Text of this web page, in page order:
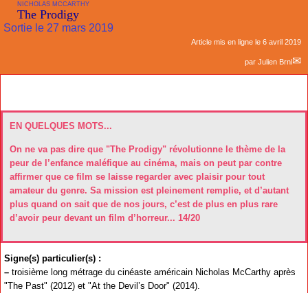
NICHOLAS MCCARTHY
The Prodigy
Sortie le 27 mars 2019
Article mis en ligne le 6 avril 2019
par Julien Brnl
EN QUELQUES MOTS...
On ne va pas dire que "The Prodigy" révolutionne le thème de la
peur de l’enfance maléfique au cinéma, mais on peut par contre
affirmer que ce film se laisse regarder avec plaisir pour tout
amateur du genre. Sa mission est pleinement remplie, et d’autant
plus quand on sait que de nos jours, c’est de plus en plus rare
d’avoir peur devant un film d’horreur... 14/20
Signe(s) particulier(s) :
– troisième long métrage du cinéaste américain Nicholas McCarthy après
"The Past" (2012) et "At the Devil’s Door" (2014).